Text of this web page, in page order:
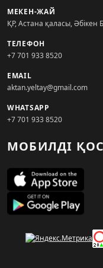
МЕКЕН-ЖАЙ
ҚР, Астана қаласы, Әбікен
ТЕЛЕФОН
+7 701 933 8520
EMAIL
aktan.yeltay@gmail.com
WHATSAPP
+7 701 933 8520
МОБИЛДІ